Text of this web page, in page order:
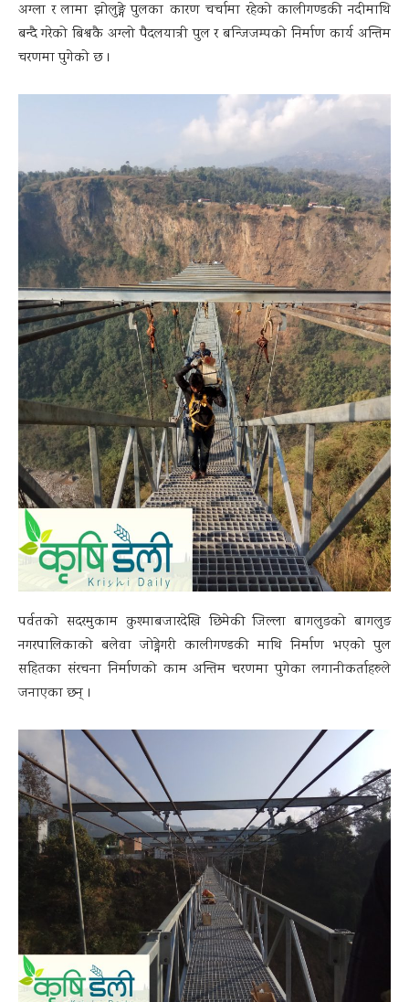
अग्ला र लामा झोलुङ्गे पुलका कारण चर्चामा रहेको कालीगण्डकी नदीमाथि
बन्दै गरेको बिश्वकै अग्लो पैदलयात्री पुल र बन्जिजम्पको निर्माण कार्य अन्तिम
चरणमा पुगेको छ ।
पर्वतको सदरमुकाम कुश्माबजारदेखि छिमेकी जिल्ला बागलुङको बागलुङ
नगरपालिकाको बलेवा जोड्नेगरी कालीगण्डकी माथि निर्माण भएको पुल
सहितका संरचना निर्माणको काम अन्तिम चरणमा पुगेका लगानीकर्ताहरुले
जनाएका छन् ।